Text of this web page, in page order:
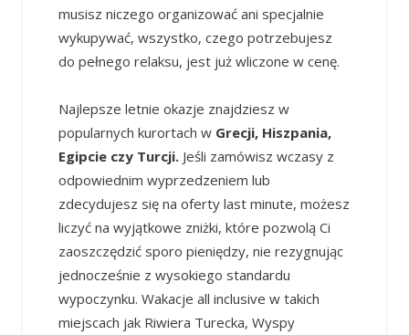
musisz niczego organizować ani specjalnie
wykupywać, wszystko, czego potrzebujesz
do pełnego relaksu, jest już wliczone w cenę.
Najlepsze letnie okazje znajdziesz w
popularnych kurortach w Grecji, Hiszpania,
Egipcie czy Turcji.Jeśli zamówisz wczasy z
odpowiednim wyprzedzeniem lub
zdecydujesz się na oferty last minute, możesz
liczyć na wyjątkowe zniżki, które pozwolą Ci
zaoszczędzić sporo pieniędzy, nie rezygnując
jednocześnie z wysokiego standardu
wypoczynku. Wakacje all inclusive w takich
miejscach jak Riwiera Turecka, Wyspy